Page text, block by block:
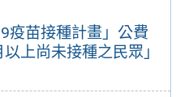
疫苗接種計畫」公費
上尚未接種之民眾」